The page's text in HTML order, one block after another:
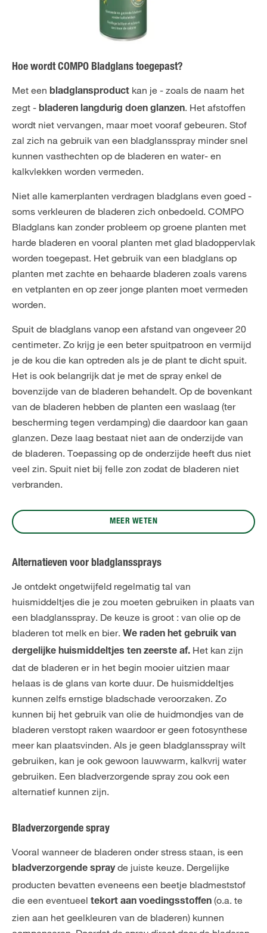
Hoe wordt COMPO Bladglans toegepast?
Met een bladglansproduct kan je - zoals de naam het
zegt - bladeren langdurig doen glanzen. Het afstoffen
wordt niet vervangen, maar moet vooraf gebeuren. Stof
zal zich na gebruik van een bladglansspray minder snel
kunnen vasthechten op de bladeren en water- en
kalkvlekken worden vermeden.
Niet alle kamerplanten verdragen bladglans even goed -
soms verkleuren de bladeren zich onbedoeld. COMPO
Bladglans kan zonder probleem op groene planten met
harde bladeren en vooral planten met glad bladoppervlak
worden toegepast. Het gebruik van een bladglans op
planten met zachte en behaarde bladeren zoals varens
en vetplanten en op zeer jonge planten moet vermeden
worden.
Spuit de bladglans vanop een afstand van ongeveer 20
centimeter. Zo krijg je een beter spuitpatroon en vermijd
je de kou die kan optreden als je de plant te dicht spuit.
Het is ook belangrijk dat je met de spray enkel de
bovenzijde van de bladeren behandelt. Op de bovenkant
van de bladeren hebben de planten een waslaag (ter
bescherming tegen verdamping) die daardoor kan gaan
glanzen. Deze laag bestaat niet aan de onderzijde van
de bladeren. Toepassing op de onderzijde heeft dus niet
veel zin. Spuit niet bij felle zon zodat de bladeren niet
verbranden.
MEER WETEN
Alternatieven voor bladglanssprays
Je ontdekt ongetwijfeld regelmatig tal van
huismiddeltjes die je zou moeten gebruiken in plaats van
een bladglansspray. De keuze is groot : van olie op de
bladeren tot melk en bier. We raden het gebruik van
dergelijke huismiddeltjes ten zeerste af. Het kan zijn
dat de bladeren er in het begin mooier uitzien maar
helaas is de glans van korte duur. De huismiddeltjes
kunnen zelfs ernstige bladschade veroorzaken. Zo
kunnen bij het gebruik van olie de huidmondjes van de
bladeren verstopt raken waardoor er geen fotosynthese
meer kan plaatsvinden. Als je geen bladglansspray wilt
gebruiken, kan je ook gewoon lauwwarm, kalkvrij water
gebruiken. Een bladverzorgende spray zou ook een
alternatief kunnen zijn.
Bladverzorgende spray
Vooral wanneer de bladeren onder stress staan, is een
bladverzorgende sprayde juiste keuze. Dergelijke
producten bevatten eveneens een beetje bladmeststof
die een eventueel tekort aan voedingsstoffen (o.a. te
zien aan het geelkleuren van de bladeren) kunnen